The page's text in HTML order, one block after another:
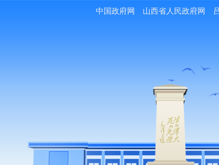
中国政府网 山西省人民政府网